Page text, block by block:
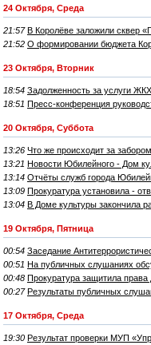
24 Октября, Среда
21:57 В Королёве заложили сквер
21:52 О формировании бюджета
23 Октября, Вторник
18:54 Задолженность за услуги
18:51 Пресс-конференция
20 Октября, Суббота
13:26 Что же происходит за
13:21 Новости Юбилейного - Дом
13:14 Отчёты служб города
13:09 Прокуратура установила -
13:04 В Доме культуры закончила
19 Октября, Пятница
00:54 Заседание
00:51 На публичных слушаниях
00:48 Прокуратура защитила права
00:27 Результаты публичных
17 Октября, Среда
19:30 Результат проверки МУП